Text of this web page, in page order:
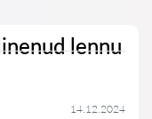
lennu
14.12.2024